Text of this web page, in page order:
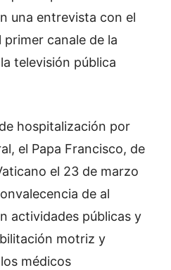
una entrevista con el
primer canale de la
televisión pública
hospitalización por
el Papa Francisco, de
el 23 de marzo
de al
actividades públicas y
motriz y
médicos